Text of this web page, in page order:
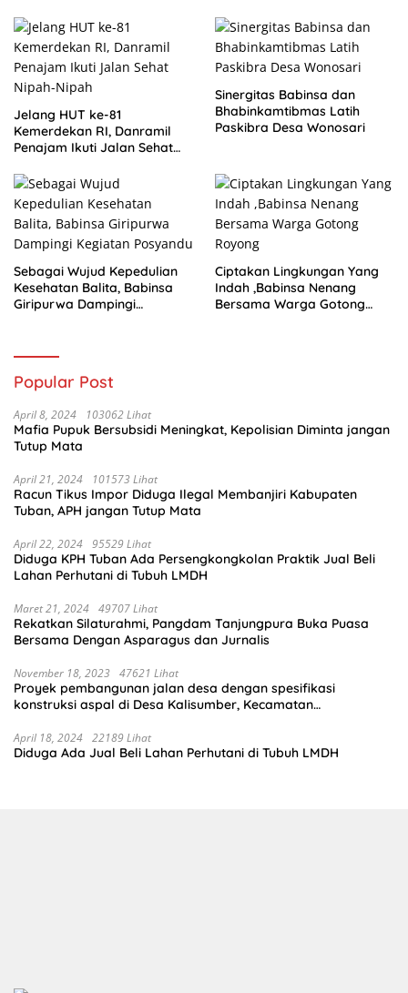
Jelang HUT ke-81
Kemerdekan RI, Danramil
Penajam Ikuti Jalan Sehat
Sinergitas Babinsa dan
Bhabinkamtibmas Latih
Paskibra Desa Wonosari
Sebagai Wujud Kepedulian
Kesehatan Balita, Babinsa
Giripurwa Dampingi
Ciptakan Lingkungan Yang
Indah ,Babinsa Nenang
Bersama Warga Gotong
Popular Post
April 8, 2024 103062 Lihat
Mafia Pupuk Bersubsidi Meningkat, Kepolisian Diminta jangan
Tutup Mata
April 21, 2024 101573 Lihat
Racun Tikus Impor Diduga Ilegal Membanjiri Kabupaten
Tuban, APH jangan Tutup Mata
April 22, 2024 95529 Lihat
Diduga KPH Tuban Ada Persengkongkolan Praktik Jual Beli
Lahan Perhutani di Tubuh LMDH
Maret 21, 2024 49707 Lihat
Rekatkan Silaturahmi, Pangdam Tanjungpura Buka Puasa
Bersama Dengan Asparagus dan Jurnalis
November 18, 2023 47621 Lihat
Proyek pembangunan jalan desa dengan spesifikasi
konstruksi aspal di Desa Kalisumber, Kecamatan
sudah selesai di tahun 2023
April 18, 2024 22189 Lihat
Diduga Ada Jual Beli Lahan Perhutani di Tubuh LMDH